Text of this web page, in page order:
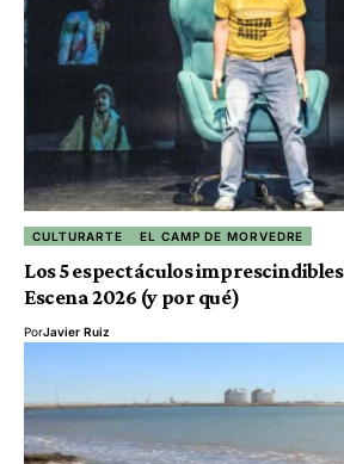
CULTURARTE EL CAMP DE MORVEDRE
Los 5 espectáculos
Escena 2026 (y por qué)
PorJavier Ruiz